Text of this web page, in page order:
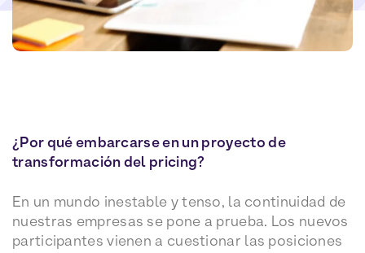
¿Por qué embarcarse en un proyecto de
transformación del pricing?
En un mundo inestable y tenso, la continuidad de
nuestras empresas se pone a prueba. Los nuevos
participantes vienen a cuestionar las posiciones